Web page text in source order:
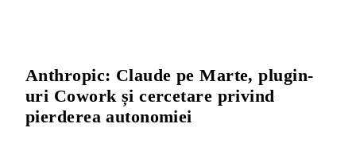
Anthropic: Claude pe Marte, plugin-
uri Cowork și cercetare privind
pierderea autonomiei